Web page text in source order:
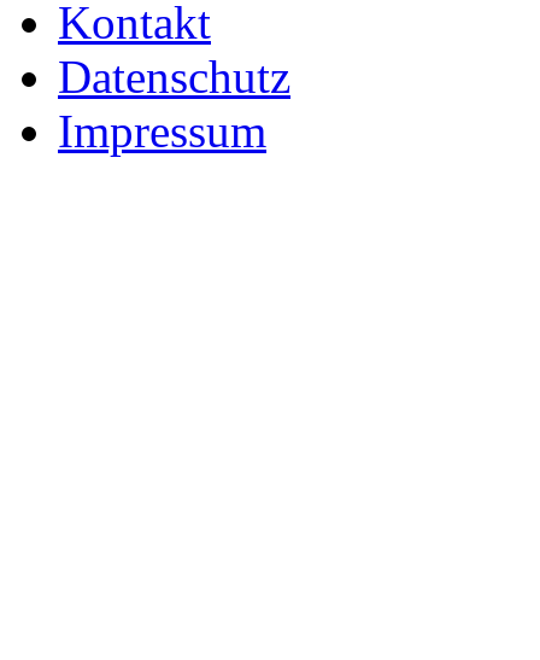
Kontakt
Datenschutz
Impressum